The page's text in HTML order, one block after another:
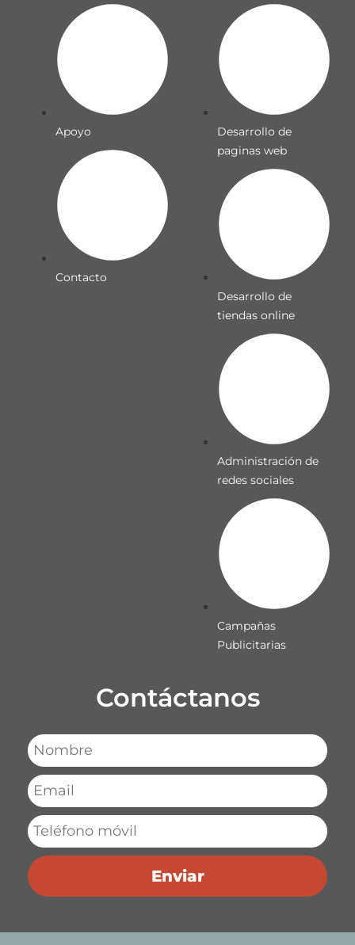
Apoyo
Contacto
Desarrollo de
paginas web
Desarrollo de
tiendas online
Administración de
redes sociales
Campañas
Publicitarias
Contáctanos
Enviar